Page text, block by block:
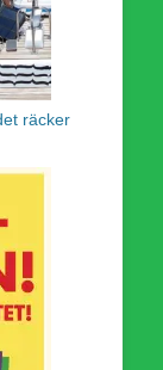
räcker